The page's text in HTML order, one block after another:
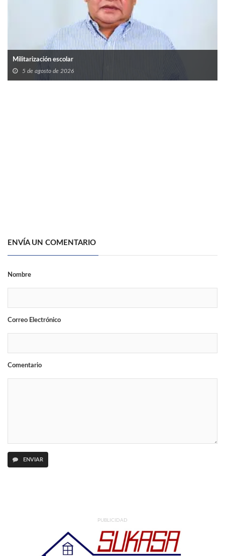
Militarización escolar
5 de agosto de 2026
ENVÍA UN COMENTARIO
Nombre
Correo Electrónico
Comentario
ENVIAR
PUBLICIDAD